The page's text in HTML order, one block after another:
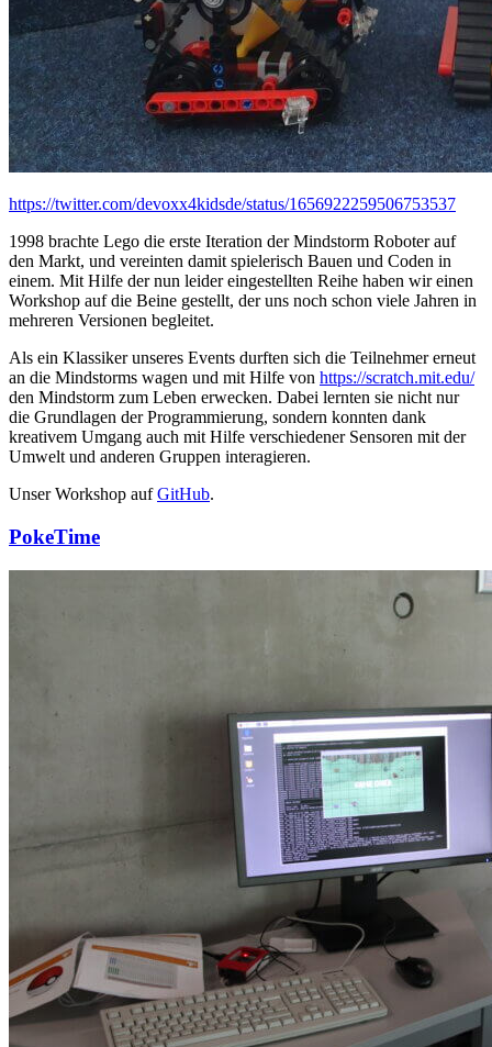
https://twitter.com/devoxx4kidsde/status/1656922259506753537
1998 brachte Lego die erste Iteration der Mindstorm Roboter auf
den Markt, und vereinten damit spielerisch Bauen und Coden in
einem. Mit Hilfe der nun leider eingestellten Reihe haben wir einen
Workshop auf die Beine gestellt, der uns noch schon viele Jahren in
mehreren Versionen begleitet.
Als ein Klassiker unseres Events durften sich die Teilnehmer erneut
an die Mindstorms wagen und mit Hilfe von https://scratch.mit.edu/
den Mindstorm zum Leben erwecken. Dabei lernten sie nicht nur
die Grundlagen der Programmierung, sondern konnten dank
kreativem Umgang auch mit Hilfe verschiedener Sensoren mit der
Umwelt und anderen Gruppen interagieren.
Unser Workshop aufGitHub.
PokeTime